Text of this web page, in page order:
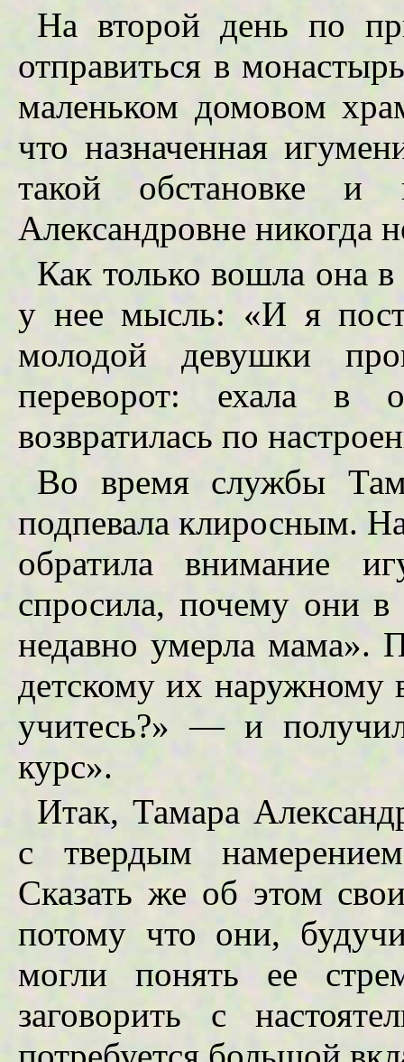
На второй день по
отправиться в
маленьком домовом
что назначенная
такой обстановке и
Александровне никогда
Как только вошла она
у нее мысль: «И я
молодой девушки
переворот: ехала в
возвратилась по
Во время службы
подпевала клиросным.
обратила внимание
спросила, почему они
недавно умерла мама».
детскому их наружному
учитесь?» — и
курс».
Итак, Тамара
с твердым
Сказать же об этом
потому что они,
могли понять ее
заговорить с